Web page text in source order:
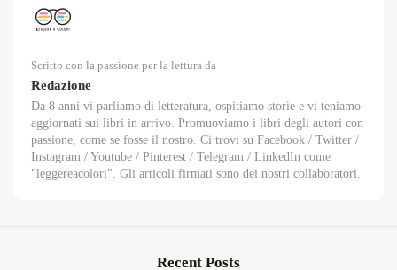
Scritto con la passione per la lettura da
Redazione
Da 8 anni vi parliamo di letteratura, ospitiamo storie e vi teniamo
aggiornati sui libri in arrivo. Promuoviamo i libri degli autori con
passione, come se fosse il nostro. Ci trovi su Facebook / Twitter /
Instagram / Youtube / Pinterest / Telegram / LinkedIn come
"leggereacolori". Gli articoli firmati sono dei nostri collaboratori.
Recent Posts